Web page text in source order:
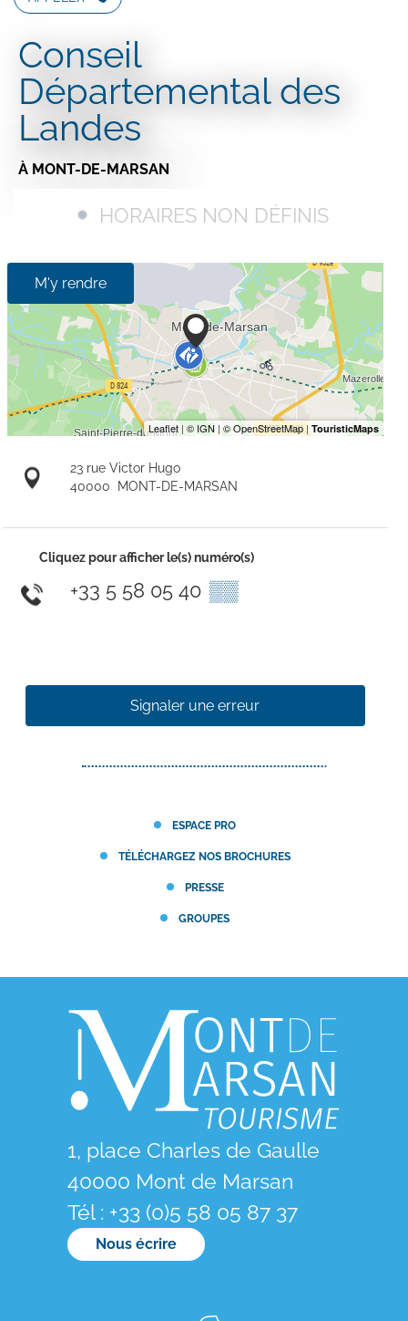
Conseil
Départemental des
Landes
À MONT-DE-MARSAN
HORAIRES NON DÉFINIS
M'y rendre
23 rue Victor Hugo
40000 MONT-DE-MARSAN
Cliquez pour afficher le(s) numéro(s)
+33 5 58 05 40 ▒▒
Signaler une erreur
ESPACE PRO
TÉLÉCHARGEZ NOS BROCHURES
PRESSE
GROUPES
1, place Charles de Gaulle
40000 Mont de Marsan
Tél : +33 (0)5 58 05 87 37
Nous écrire